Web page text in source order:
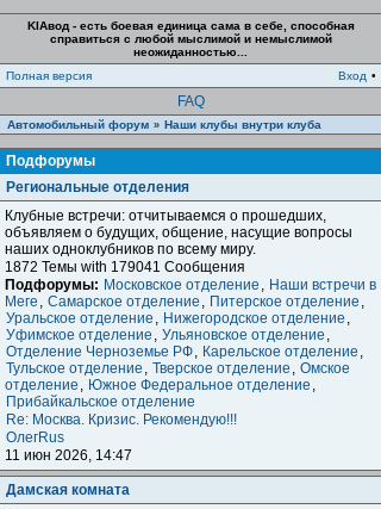
KIAвод - есть боевая единица сама в себе, способная
справиться с любой мыслимой и немыслимой
неожиданностью...
Полная версия
Вход •
FAQ
Автомобильный форум » Наши клубы внутри клуба
Подфорумы
Региональные отделения
Клубные встречи: отчитываемся о прошедших,
объявляем о будущих, общение, насущие вопросы
наших одноклубников по всему миру.
1872 Темы with 179041 Сообщения
Подфорумы: Московское отделение , Наши встречи в
Меге , Самарское отделение , Питерское отделение ,
Уральское отделение , Нижегородское отделение ,
Уфимское отделение , Ульяновское отделение ,
Отделение Черноземье РФ, Карельское отделение ,
Тульское отделение , Тверское отделение , Омское
отделение , Южное Федеральное отделение ,
Прибайкальское отделение
Re: Москва. Кризис. Рекомендую!!!
ОлегRus
11 июн 2026, 14:47
Дамская комната